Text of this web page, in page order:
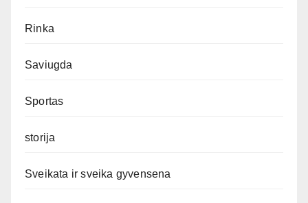
Rinka
Saviugda
Sportas
storija
Sveikata ir sveika gyvensena